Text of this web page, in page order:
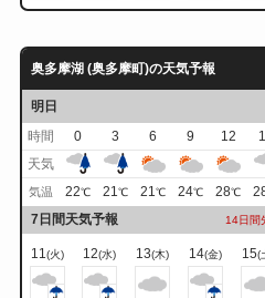
奥多摩湖 (奥多摩町)の天気予報
明日
時間
0 3 6 9 12
天気
気温 22℃ 21℃ 21℃ 24℃ 28℃
7日間天気予報 14日間
11(火) 12(水) 13(木) 14(金) 15(